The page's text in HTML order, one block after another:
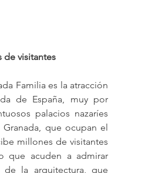
de visitantes
Familia es la atracción
de España, muy por
palacios nazaríes
que ocupan el
millones de visitantes
que acuden a admirar
de la arquitectura, que